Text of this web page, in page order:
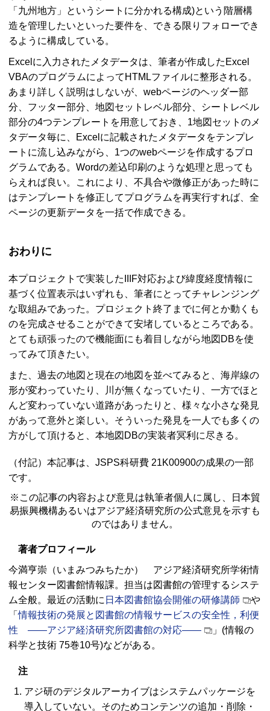
「九州地方」というシートに分かれる構成)という階層構
造を管理したいといった要件を、できる限りフォローでき
るように構成している。
Excel に入力されたメタデータは、筆者が作成した Excel
VBAのプログラムによって HTMLファイルに整形される。
あまり詳しく説明はしないが、 webページのヘッダー部
分、フッター部分、地図セットレベル部分、シートレベル
部分の4つテンプレートを用意しておき、1地図セットのメ
タデータ毎に、
Excel に記載されたメタデータをテンプレ
ートに流し込みながら、1つのwebページを作成するプロ
グラムである。 Wordの差込印刷のような処理と思っても
らえれば良い。これにより、不具合や微修正があった時に
はテンプレートを修正してプログラムを再実行すれば、全
ページの更新データを一括で作成できる。
おわりに
本プロジェクトで実装した IIIF対応および緯度経度情報に
基づく位置表示はいずれも、筆者にとってチャレンジング
な取組みであった。プロジェクト終了までに何とか動くも
のを完成させることができて安堵しているところである。
とても頑張ったので機能面にも着目しながら地図 DBを使
ってみて頂きたい。
また、過去の地図と現在の地図を並べてみると、海岸線の
形が変わっていたり、川が無くなっていたり、一方でほと
んど変わっていない道路があったりと、様々な小さな発見
があって意外と楽しい。そういった発見を一人でも多くの
方がして頂けると、本地図 DBの実装者冥利に尽きる。
（付記）本記事は、 JSPS科研費 21K00900の成果の一部
です。
※この記事の内容および意見は執筆者個人に属し、日本貿
易振興機構あるいはアジア経済研究所の公式意見を示すも
のではありません。
著者プロフィール
今満亨崇（いまみつみちたか） アジア経済研究所学術情
報センター図書館情報課。担当は図書館の管理するシステ
ム全般。最近の活動に 日本図書館協会開催の研修講師
や
「情報技術の発展と図書館の情報サービスの安全性，利便
性 ――アジア経済研究所図書館の対応――
」(情報の
科学と技術 75巻10号)などがある。
注
アジ研のデジタルアーカイブはシステムパッケージを
導入していない。そのためコンテンツの追加・削除・